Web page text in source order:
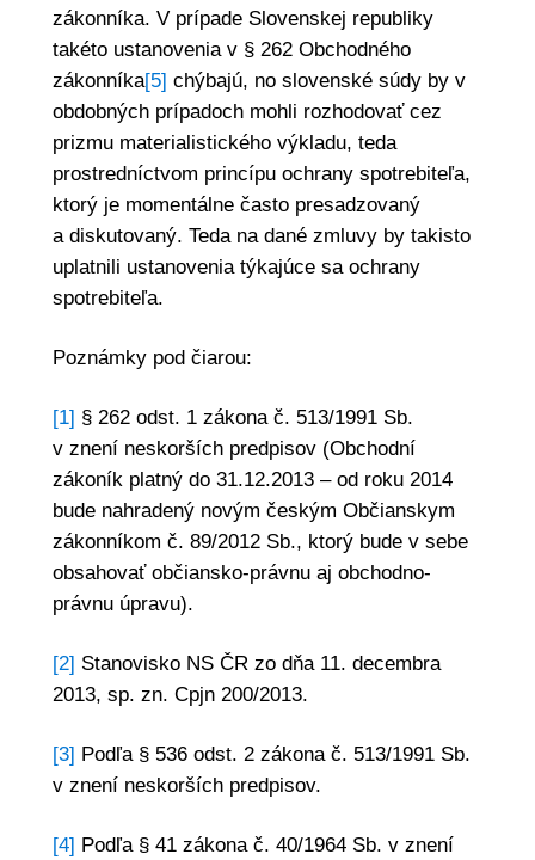
zákonníka. V prípade Slovenskej republiky
takéto ustanovenia v § 262 Obchodného
zákonníka[5] chýbajú, no slovenské súdy by v
obdobných prípadoch mohli rozhodovať cez
prizmu materialistického výkladu, teda
prostredníctvom princípu ochrany spotrebiteľa,
ktorý je momentálne často presadzovaný
a diskutovaný. Teda na dané zmluvy by takisto
uplatnili ustanovenia týkajúce sa ochrany
spotrebiteľa.
Poznámky pod čiarou:
[1] § 262 odst. 1 zákona č. 513/1991 Sb.
v znení neskorších predpisov (Obchodní
zákoník platný do 31.12.2013 – od roku 2014
bude nahradený novým českým Občianskym
zákonníkom č. 89/2012 Sb., ktorý bude v sebe
obsahovať občiansko-právnu aj obchodno-
právnu úpravu).
[2] Stanovisko NS ČR zo dňa 11. decembra
2013, sp. zn. Cpjn 200/2013.
[3] Podľa § 536 odst. 2 zákona č. 513/1991 Sb.
v znení neskorších predpisov.
[4] Podľa § 41 zákona č. 40/1964 Sb. v znení